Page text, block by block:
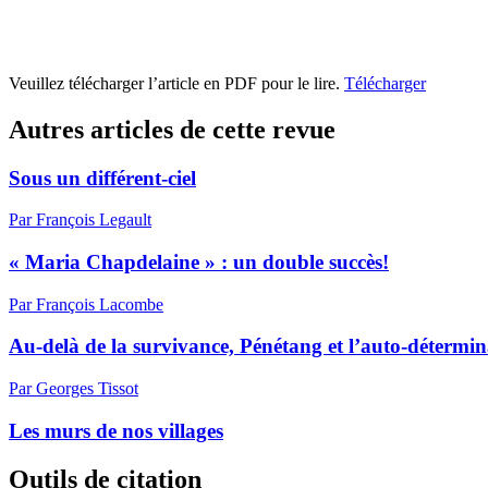
Veuillez télécharger l’article en PDF pour le lire. Télécharger
Autres articles de cette revue
Sous un différent-ciel
Par François Legault
« Maria Chapdelaine » : un double succès!
Par François Lacombe
Au-delà de la survivance, Pénétang et l’auto-
Par Georges Tissot
Les murs de nos villages
Outils de citation